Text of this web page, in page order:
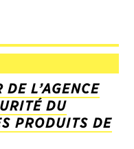
L’AGENCE
DU
PRODUITS DE